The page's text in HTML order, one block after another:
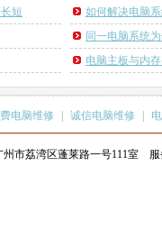
短
如何解决电脑
同一电脑系统
电脑主板与内
电脑维修 诚信电脑维修
市荔湾区蓬莱路一号111室 服